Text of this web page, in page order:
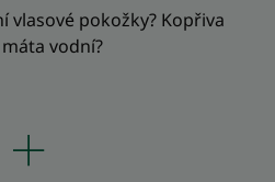
vlasové pokožky? Kopřiva
vodní?